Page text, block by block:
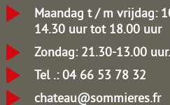
Maandag t / m vrijdag:
14.30 uur tot 18.00 uur
Zondag: 21.30-13.00 uur.
Tel .: 04 66 53 78 32
chateau@sommieres.fr